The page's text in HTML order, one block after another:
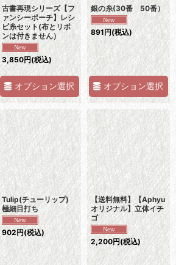
古書再現シリーズ【フ
ァンシーポーチ】レシ
ピ糸セット(布とリボ
ンは付きません）
3,850円(税込)
オプション選択
銀の糸(30番 50番）
891円(税込)
オプション選択
Tulip(チューリップ)
極細目打ち
902円(税込)
【送料無料】【Aphyu
オリジナル】立体イチ
ゴ
2,200円(税込)